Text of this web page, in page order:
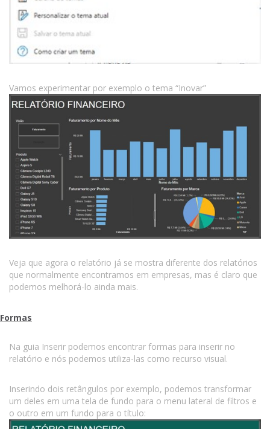
Vamos experimentar por exemplo o tema “Inovar”
Veja que agora o relatório já se mostra diferente dos relatórios
que normalmente encontramos em empresas, mas é claro que
podemos melhorá-lo ainda mais.
Formas
Na guia Inserir podemos encontrar formas para inserir no
relatório e nós podemos utiliza-las como recurso visual.
Inserindo dois retângulos por exemplo, podemos transformar
um deles em uma tela de fundo para o menu lateral de filtros e
o outro em um fundo para o título: